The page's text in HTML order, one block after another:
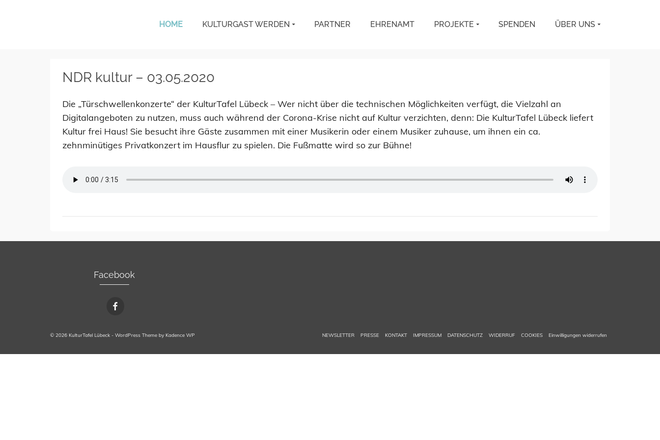
HOME KULTURGAST WERDEN PARTNER EHRENAMT PROJEKTE SPENDEN ÜBER UNS
NDR kultur – 03.05.2020
Die „Türschwellenkonzerte“ der KulturTafel Lübeck – Wer nicht über die technischen Möglichkeiten verfügt, die Vielzahl an
Digitalangeboten zu nutzen, muss auch während der Corona-Krise nicht auf Kultur verzichten, denn: Die KulturTafel Lübeck liefert
Kultur frei Haus! Sie besucht ihre Gäste zusammen mit einer Musikerin oder einem Musiker zuhause, um ihnen ein ca.
zehnminütiges Privatkonzert im Hausflur zu spielen. Die Fußmatte wird so zur Bühne!
Facebook
NEWSLETTER PRESSE KONTAKT IMPRESSUM DATENSCHUTZ WIDERRUF COOKIES Einwilligungen widerrufen
© 2026 KulturTafel Lübeck - WordPress Theme by Kadence WP